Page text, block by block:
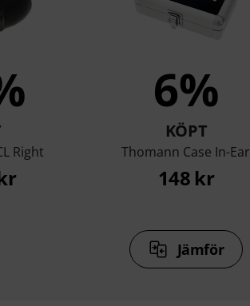
Right
6%
KÖPT
Thomann Case In-Ear
148 kr
Jämför